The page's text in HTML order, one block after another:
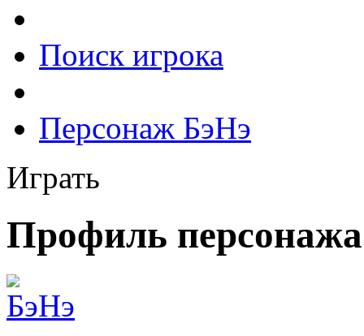
Поиск игрока
Персонаж БэНэ
Играть
Профиль